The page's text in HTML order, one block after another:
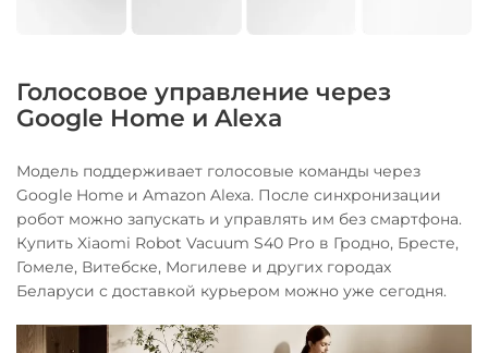
Голосовое управление через
Google Home и Alexa
Модель поддерживает голосовые команды через
Google Home и Amazon Alexa. После синхронизации
робот можно запускать и управлять им без смартфона.
Купить Xiaomi Robot Vacuum S40 Pro в Гродно, Бресте,
Гомеле, Витебске, Могилеве и других городах
Беларуси с доставкой курьером можно уже сегодня.